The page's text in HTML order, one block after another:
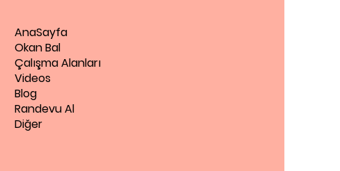
AnaSayfa
Okan Bal
Çalışma Alanları
Videos
Blog
Randevu Al
Diğer